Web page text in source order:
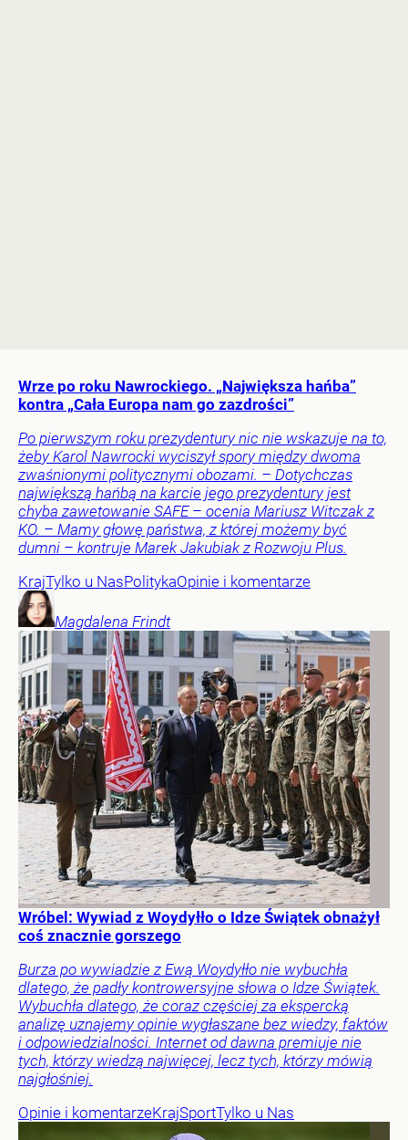
Wrze po roku Nawrockiego. „Największa hańba”
kontra „Cała Europa nam go zazdrości”
Po pierwszym roku prezydentury nic nie wskazuje na to,
żeby Karol Nawrocki wyciszył spory między dwoma
zwaśnionymi politycznymi obozami. – Dotychczas
największą hańbą na karcie jego prezydentury jest
chyba zawetowanie SAFE – ocenia Mariusz Witczak z
KO. – Mamy głowę państwa, z której możemy być
dumni – kontruje Marek Jakubiak z Rozwoju Plus.
KrajTylko u NasPolitykaOpinie i komentarze
Magdalena Frindt
Wróbel: Wywiad z Woydyłło o Idze Świątek obnażył
coś znacznie gorszego
Burza po wywiadzie z Ewą Woydyłło nie wybuchła
dlatego, że padły kontrowersyjne słowa o Idze Świątek.
Wybuchła dlatego, że coraz częściej za ekspercką
analizę uznajemy opinie wygłaszane bez wiedzy, faktów
i odpowiedzialności. Internet od dawna premiuje nie
tych, którzy wiedzą najwięcej, lecz tych, którzy mówią
najgłośniej.
Opinie i komentarzeKrajSportTylko u Nas